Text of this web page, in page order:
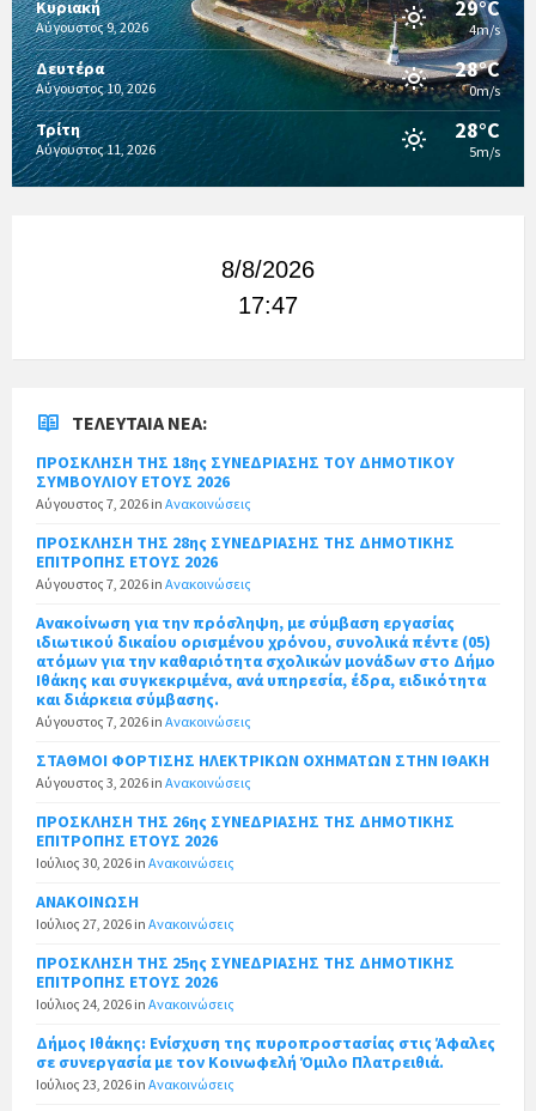
Κυριακή
Αύγουστος 9, 2026
29°C
4m/s
Δευτέρα
Αύγουστος 10, 2026
28°C
0m/s
Τρίτη
Αύγουστος 11, 2026
28°C
5m/s
8/8/2026
17:47
ΤΕΛΕΥΤΑΊΑ ΝΈΑ:
ΠΡΟΣΚΛΗΣΗ ΤΗΣ 18ης ΣΥΝΕΔΡΙΑΣΗΣ ΤΟΥ ΔΗΜΟΤΙΚΟΥ
ΣΥΜΒΟΥΛΙΟΥ ΕΤΟΥΣ 2026
Αύγουστος 7, 2026 in Ανακοινώσεις
ΠΡΟΣΚΛΗΣΗ ΤΗΣ 28ης ΣΥΝΕΔΡΙΑΣΗΣ ΤΗΣ ΔΗΜΟΤΙΚΗΣ
ΕΠΙΤΡΟΠΗΣ ΕΤΟΥΣ 2026
Αύγουστος 7, 2026 in Ανακοινώσεις
Ανακοίνωση για την πρόσληψη, με σύμβαση εργασίας
ιδιωτικού δικαίου ορισμένου χρόνου, συνολικά πέντε (05)
ατόμων για την καθαριότητα σχολικών μονάδων στο Δήμο
Ιθάκης και συγκεκριμένα, ανά υπηρεσία, έδρα, ειδικότητα
και διάρκεια σύμβασης.
Αύγουστος 7, 2026 in Ανακοινώσεις
ΣΤΑΘΜΟΙ ΦΟΡΤΙΣΗΣ ΗΛΕΚΤΡΙΚΩΝ ΟΧΗΜΑΤΩΝ ΣΤΗΝ ΙΘΑΚΗ
Αύγουστος 3, 2026 in Ανακοινώσεις
ΠΡΟΣΚΛΗΣΗ ΤΗΣ 26ης ΣΥΝΕΔΡΙΑΣΗΣ ΤΗΣ ΔΗΜΟΤΙΚΗΣ
ΕΠΙΤΡΟΠΗΣ ΕΤΟΥΣ 2026
Ιούλιος 30, 2026 in Ανακοινώσεις
ΑΝΑΚΟΙΝΩΣΗ
Ιούλιος 27, 2026 in Ανακοινώσεις
ΠΡΟΣΚΛΗΣΗ ΤΗΣ 25ης ΣΥΝΕΔΡΙΑΣΗΣ ΤΗΣ ΔΗΜΟΤΙΚΗΣ
ΕΠΙΤΡΟΠΗΣ ΕΤΟΥΣ 2026
Ιούλιος 24, 2026 in Ανακοινώσεις
Δήμος Ιθάκης: Ενίσχυση της πυροπροστασίας στις Άφαλες
σε συνεργασία με τον Κοινωφελή Όμιλο Πλατρειθιά.
Ιούλιος 23, 2026 in Ανακοινώσεις